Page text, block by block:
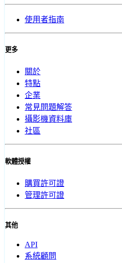
使用者指南
更多
關於
特點
企業
常見問題解答
攝影機資料庫
社區
軟體授權
購買許可證
管理許可證
其他
API
系統顧問